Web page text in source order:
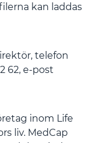
kan laddas
telefon
62, e-post
inom Life
liv. MedCap